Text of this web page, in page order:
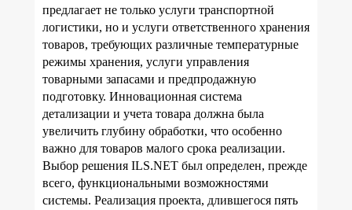
предлагает не только услуги транспортной
логистики, но и услуги ответственного хранения
товаров, требующих различные температурные
режимы хранения, услуги управления
товарными запасами и предпродажную
подготовку. Инновационная система
детализации и учета товара должна была
увеличить глубину обработки, что особенно
важно для товаров малого срока реализации.
Выбор решения ILS.NET был определен, прежде
всего, функциональными возможностями
системы. Реализация проекта, длившегося пять